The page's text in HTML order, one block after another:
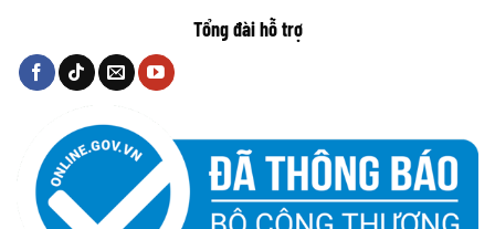
Tổng đài hỗ trợ